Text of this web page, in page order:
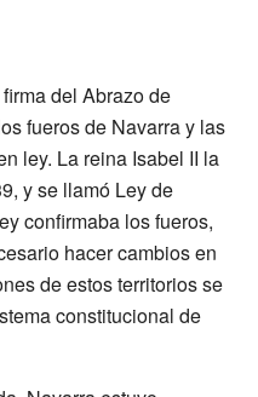
del Abrazo de
fueros de Navarra y las
ley. La reina Isabel II la
y se llamó Ley de
confirmaba los fueros,
hacer cambios en
de estos territorios se
constitucional de